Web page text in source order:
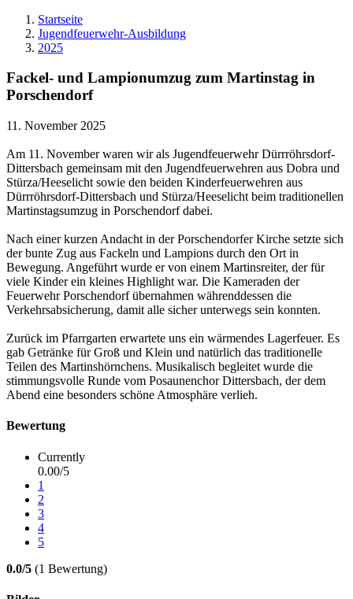
Startseite
Jugendfeuerwehr-Ausbildung
2025
Fackel- und Lampionumzug zum Martinstag in
Porschendorf
11. November 2025
Am 11. November waren wir als Jugendfeuerwehr Dürrröhrsdorf-
Dittersbach gemeinsam mit den Jugendfeuerwehren aus Dobra und
Stürza/Heeselicht sowie den beiden Kinderfeuerwehren aus
Dürrröhrsdorf-Dittersbach und Stürza/Heeselicht beim traditionellen
Martinstagsumzug in Porschendorf dabei.
Nach einer kurzen Andacht in der Porschendorfer Kirche setzte sich
der bunte Zug aus Fackeln und Lampions durch den Ort in
Bewegung. Angeführt wurde er von einem Martinsreiter, der für
viele Kinder ein kleines Highlight war. Die Kameraden der
Feuerwehr Porschendorf übernahmen währenddessen die
Verkehrsabsicherung, damit alle sicher unterwegs sein konnten.
Zurück im Pfarrgarten erwartete uns ein wärmendes Lagerfeuer. Es
gab Getränke für Groß und Klein und natürlich das traditionelle
Teilen des Martinshörnchens. Musikalisch begleitet wurde die
stimmungsvolle Runde vom Posaunenchor Dittersbach, der dem
Abend eine besonders schöne Atmosphäre verlieh.
Bewertung
Currently
0.00/5
1
2
3
4
5
0.0/5 (1 Bewertung)